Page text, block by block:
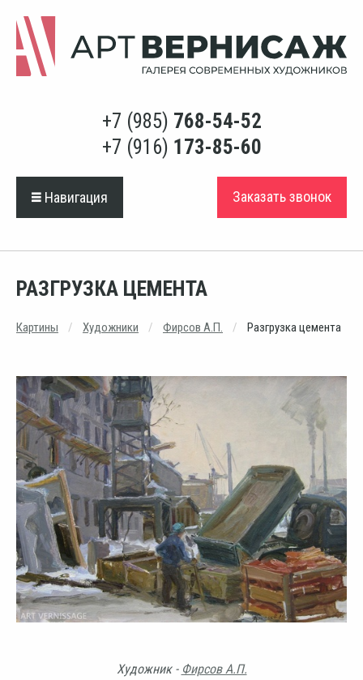
+7 (985) 768-54-52
+7 (916) 173-85-60
Навигация Заказать звонок
РАЗГРУЗКА ЦЕМЕНТА
Картины Художники Фирсов А.П. Разгрузка цемента
Художник - Фирсов А.П.